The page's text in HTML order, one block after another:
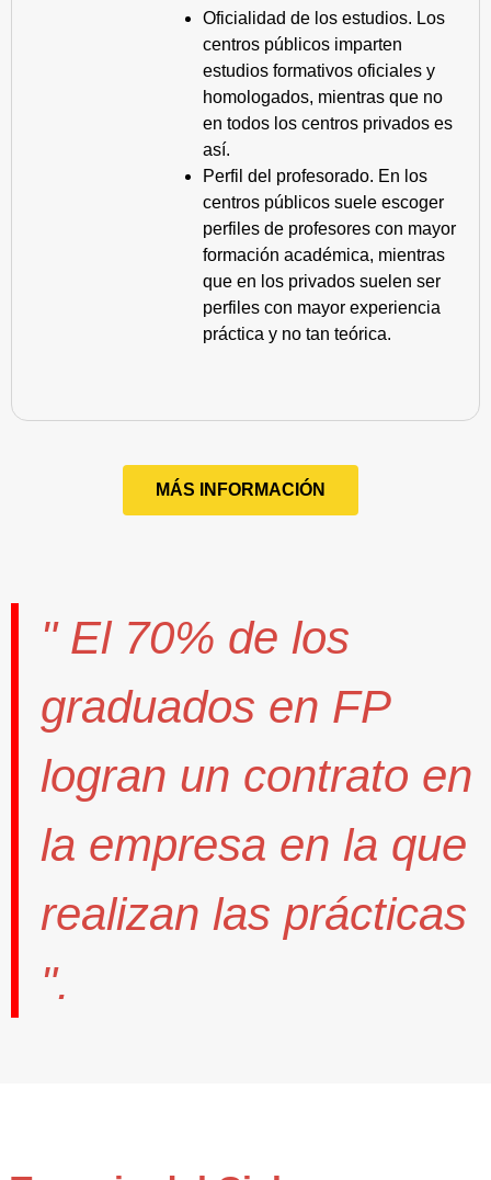
Oficialidad de los estudios. Los
centros públicos imparten
estudios formativos oficiales y
homologados, mientras que no
en todos los centros privados es
así.
Perfil del profesorado. En los
centros públicos suele escoger
perfiles de profesores con mayor
formación académica, mientras
que en los privados suelen ser
perfiles con mayor experiencia
práctica y no tan teórica.
MÁS INFORMACIÓN
" El 70% de los
graduados en FP
logran un contrato en
la empresa en la que
realizan las prácticas
".